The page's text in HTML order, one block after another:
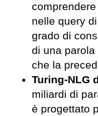
nelle query
grado di
di una
che la
Turing-NLG
miliardi di
è progettato